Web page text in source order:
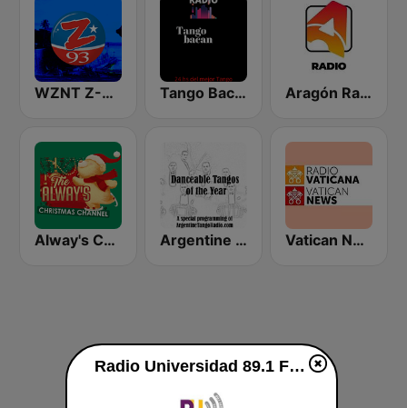
WZNT Z-93 FM Tango Bacan Aragón Radio
Alway's Christmas Channel Argentine Tango Radio Vatican News - Español
Radio Universidad 89.1 FM en vivo